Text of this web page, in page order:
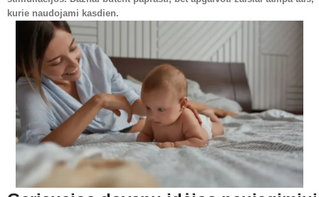
kurie naudojami kasdien.